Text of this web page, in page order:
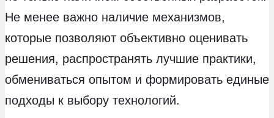
Не менее важно наличие механизмов,
которые позволяют объективно оценивать
решения, распространять лучшие практики,
обмениваться опытом и формировать единые
подходы к выбору технологий.